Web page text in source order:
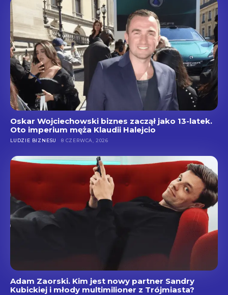
Oskar Wojciechowski biznes zaczął jako 13-latek.
Oto imperium męża Klaudii Halejcio
LUDZIE BIZNESU 8 CZERWCA, 2026
Adam Zaorski. Kim jest nowy partner Sandry
Kubickiej i młody multimilioner z Trójmiasta?